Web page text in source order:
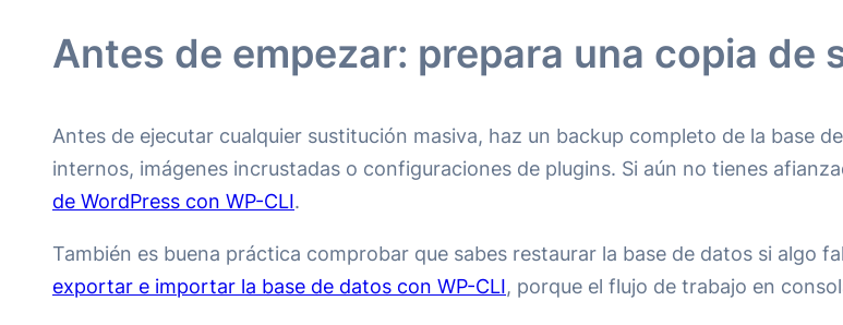
Antes de empezar: prepara una copia de
Antes de ejecutar cualquier sustitución masiva, haz un backup completo de la base
internos, imágenes incrustadas o configuraciones de plugins. Si aún no tienes
de WordPress con WP-CLI.
También es buena práctica comprobar que sabes restaurar la base de datos si algo
exportar e importar la base de datos con WP-CLI, porque el flujo de trabajo en